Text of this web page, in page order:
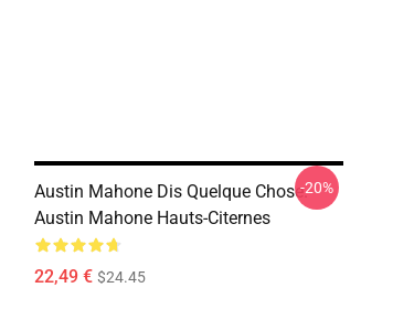
Austin Mahone Dis Quelque Chose.
Austin Mahone Hauts-Citernes
22,49 € $24.45
-20%